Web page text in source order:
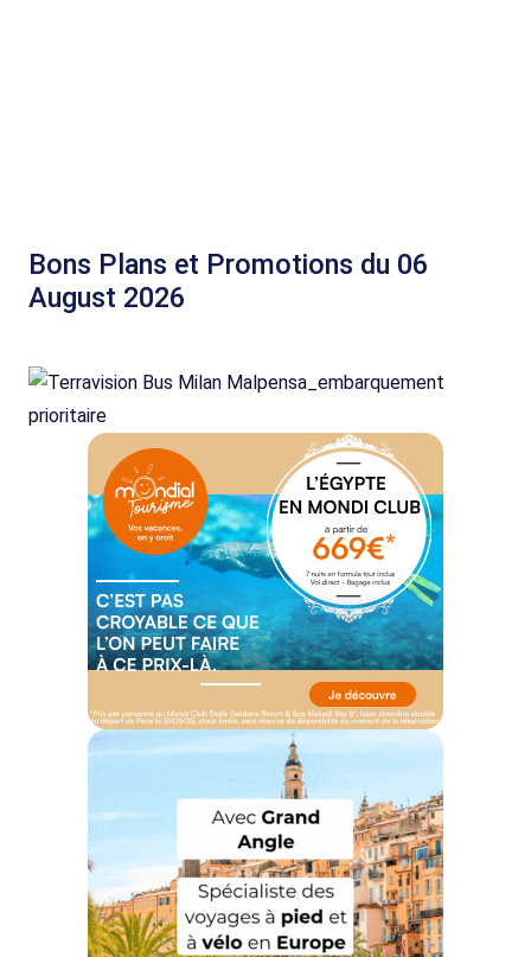
Bons Plans et Promotions du 06
August 2026